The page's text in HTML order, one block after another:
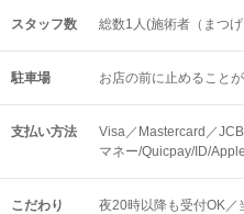
スタッフ数 総数1人(施術者（まつ
駐車場 お店の前に止めること
支払い方法
Visa／Mastercard／
マネー/Quicpay/ID/
こだわり
夜20時以降も受付OK／